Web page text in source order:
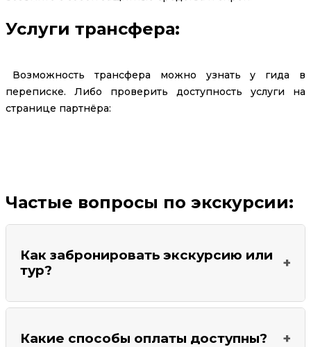
Услуги трансфера:
Возможность трансфера можно узнать у гида в
переписке. Либо проверить доступность услуги на
странице партнёра:
Частые вопросы по экскурсии:
Как забронировать экскурсию или
тур?
или задать вопрос"и перейдите по ней. Вы
Какие способы оплаты доступны?